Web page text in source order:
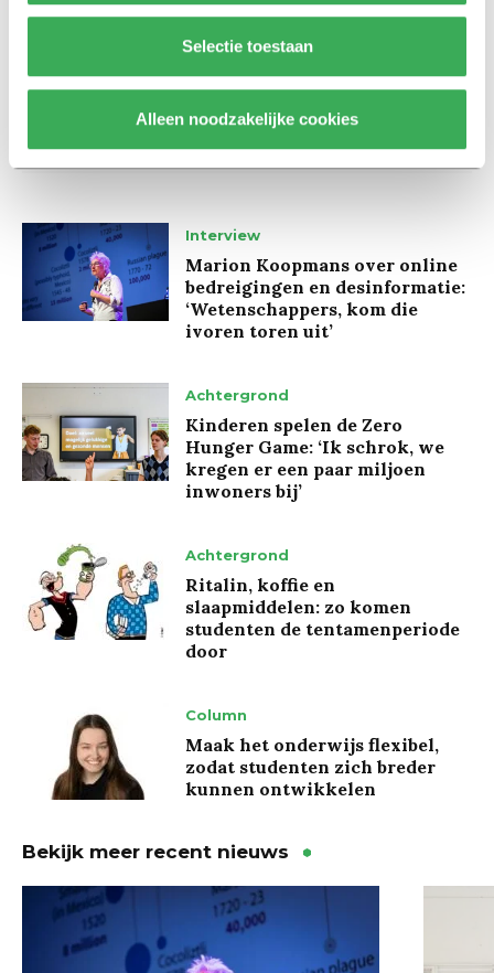
Selectie toestaan
Alleen noodzakelijke cookies
Interview
Marion Koopmans over online
bedreigingen en desinformatie:
‘Wetenschappers, kom die
ivoren toren uit’
Achtergrond
Kinderen spelen de Zero
Hunger Game: ‘Ik schrok, we
kregen er een paar miljoen
inwoners bij’
Achtergrond
Ritalin, koffie en
slaapmiddelen: zo komen
studenten de tentamenperiode
door
Column
Maak het onderwijs flexibel,
zodat studenten zich breder
kunnen ontwikkelen
Bekijk meer recent nieuws